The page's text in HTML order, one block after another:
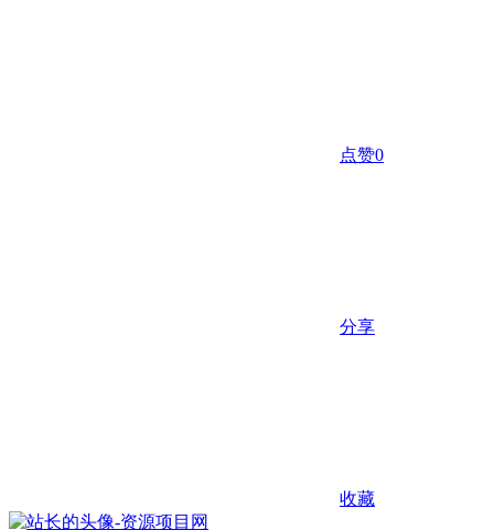
点赞0
分享
收藏